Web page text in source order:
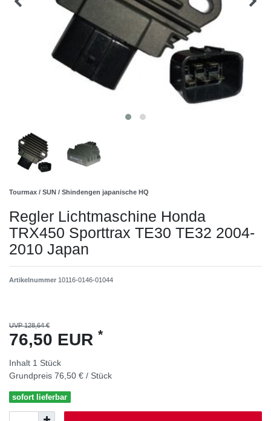
Tourmax / SUN / Shindengen japanische HQ
Regler Lichtmaschine Honda
TRX450 Sporttrax TE30 TE32 2004-
2010 Japan
Artikelnummer 10116-0146-01044
UVP 128,64 €
76,50 EUR *
Inhalt 1 Stück
Grundpreis 76,50 € / Stück
sofort lieferbar